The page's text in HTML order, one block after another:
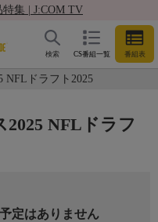
集 | J:COM TV
CS番組一覧 番組表
検索
NFLドラフト2025
NFLドラフ
定はありません